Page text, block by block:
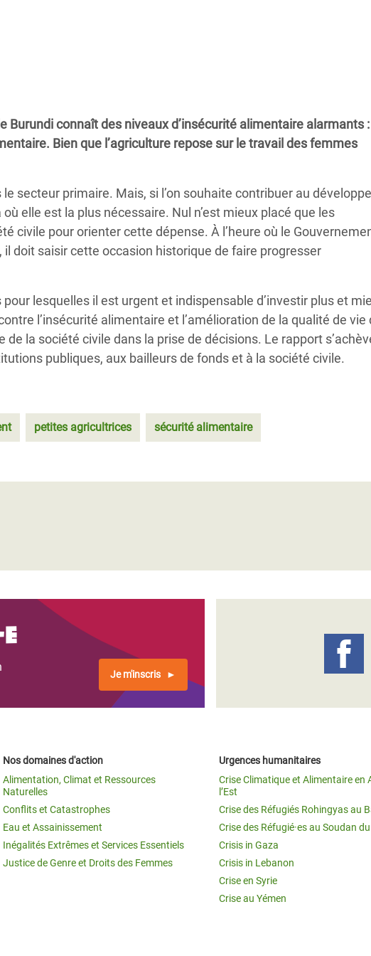
au Bangladesh
Crise en Syrie
Burundi connaît des niveaux d’insécurité alimentaire alarmants :
Bien que l’agriculture repose sur le travail des femmes
secteur primaire. Mais, si l’on souhaite contribuer au
elle est la plus nécessaire. Nul n’est mieux placé que les
civile pour orienter cette dépense. À l’heure où le
doit saisir cette occasion historique de faire progresser
lesquelles il est urgent et indispensable d’investir plus et
l’insécurité alimentaire et l’amélioration de la qualité de vie
la société civile dans la prise de décisions. Le rapport
publiques, aux bailleurs de fonds et à la société civile.
petites agricultrices sécurité alimentaire
Je m'inscris
Nos domaines d'action
Alimentation, Climat et Ressources
Naturelles
Conflits et Catastrophes
Eau et Assainissement
Inégalités Extrêmes et Services Essentiels
Justice de Genre et Droits des Femmes
Urgences humanitaires
Crise Climatique et Alimentaire en
l’Est
Crise des Réfugiés Rohingyas au
Crise des Réfugié·es au Soudan du
Crisis in Gaza
Crisis in Lebanon
Crise en Syrie
Crise au Yémen